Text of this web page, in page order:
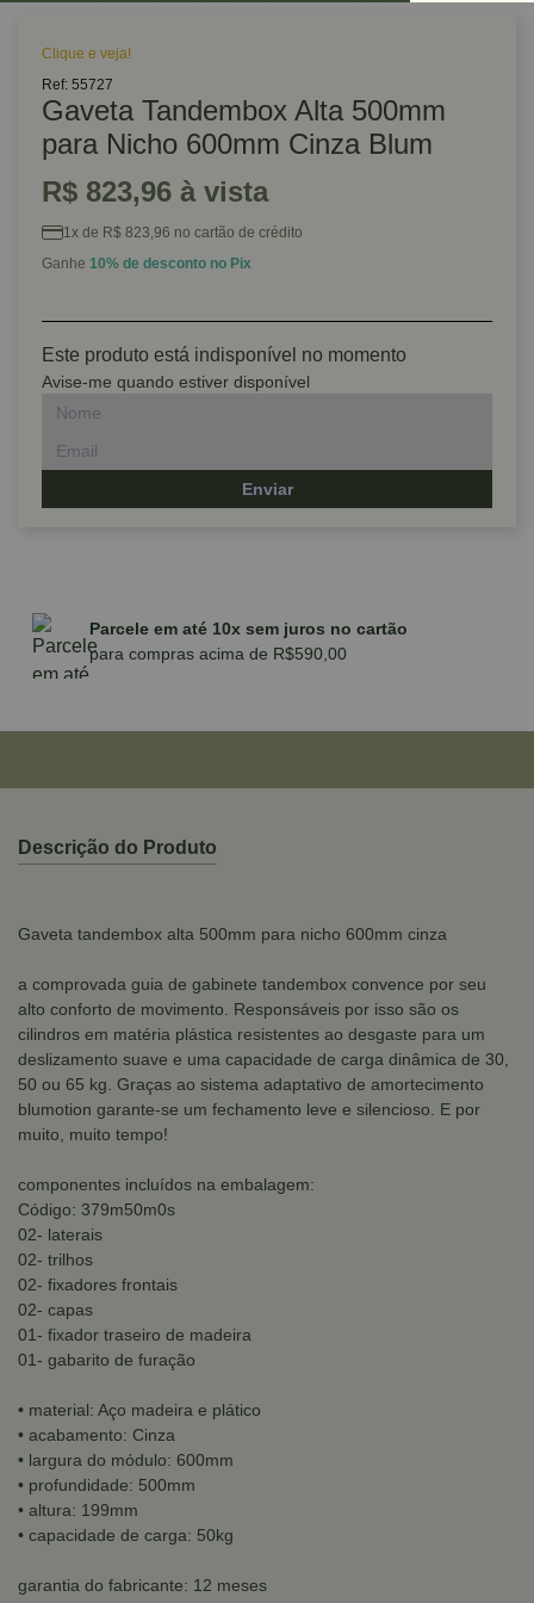
Clique e veja!
Ref: 55727
Gaveta Tandembox Alta 500mm
para Nicho 600mm Cinza Blum
R$ 823,96 à vista
1x de R$ 823,96 no cartão de crédito
Ganhe 10% de desconto no Pix
Este produto está indisponível no momento
Avise-me quando estiver disponível
Enviar
Parcele em até 10x sem juros no cartão
para compras acima de R$590,00
Descrição do Produto
Gaveta tandembox alta 500mm para nicho 600mm cinza
a comprovada guia de gabinete tandembox convence por seu
alto conforto de movimento. Responsáveis por isso são os
cilindros em matéria plástica resistentes ao desgaste para um
deslizamento suave e uma capacidade de carga dinâmica de 30,
50 ou 65 kg. Graças ao sistema adaptativo de amortecimento
blumotion garante-se um fechamento leve e silencioso. E por
muito, muito tempo!
componentes incluídos na embalagem:
Código: 379m50m0s
02- laterais
02- trilhos
02- fixadores frontais
02- capas
01- fixador traseiro de madeira
01- gabarito de furação
• material: Aço madeira e plático
• acabamento: Cinza
• largura do módulo: 600mm
• profundidade: 500mm
• altura: 199mm
• capacidade de carga: 50kg
garantia do fabricante: 12 meses